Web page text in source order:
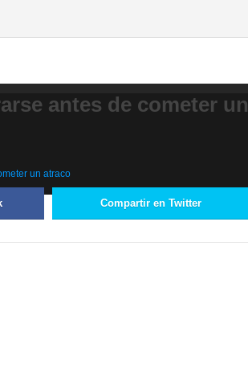
antes de cometer un
Compartir en Twitter